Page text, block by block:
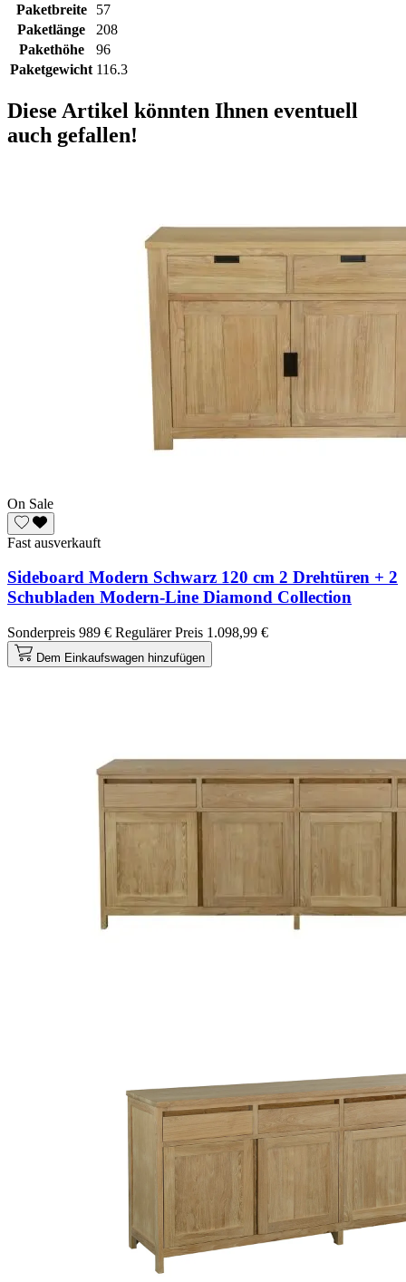
Paketbreite
57
Paketlänge
208
Pakethöhe
96
Paketgewicht 116.3
Diese Artikel könnten Ihnen eventuell
auch gefallen!
On Sale
Fast ausverkauft
Sideboard Modern Schwarz 120 cm 2 Drehtüren + 2
Schubladen Modern-Line Diamond Collection
Sonderpreis 989 € Regulärer Preis 1.098,99 €
Dem Einkaufswagen hinzufügen